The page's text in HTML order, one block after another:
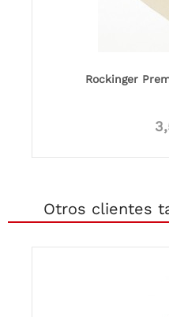
Rockinger
Otros clientes